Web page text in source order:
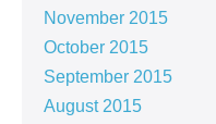
November 2015
October 2015
September 2015
August 2015